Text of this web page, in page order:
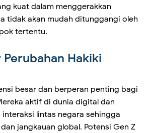
kuat dalam menggerakkan
tidak akan mudah ditunggangi oleh
tertentu.
Hakiki
besar dan berperan penting bagi
aktif di dunia digital dan
lintas negara sehingga
jangkauan global. Potensi Gen Z